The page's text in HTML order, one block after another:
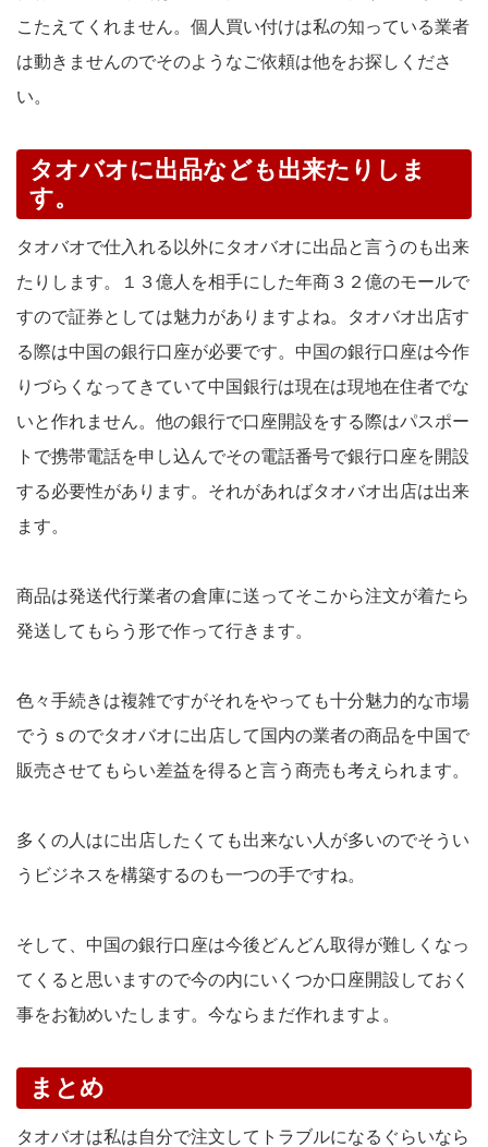
こたえてくれません。個人買い付けは私の知っている業者
は動きませんのでそのようなご依頼は他をお探しくださ
い。
タオバオに出品なども出来たりしま
す。
タオバオで仕入れる以外にタオバオに出品と言うのも出来
たりします。１３億人を相手にした年商３２億のモールで
すので証券としては魅力がありますよね。タオバオ出店す
る際は中国の銀行口座が必要です。中国の銀行口座は今作
りづらくなってきていて中国銀行は現在は現地在住者でな
いと作れません。他の銀行で口座開設をする際はパスポー
トで携帯電話を申し込んでその電話番号で銀行口座を開設
する必要性があります。それがあればタオバオ出店は出来
ます。
商品は発送代行業者の倉庫に送ってそこから注文が着たら
発送してもらう形で作って行きます。
色々手続きは複雑ですがそれをやっても十分魅力的な市場
でうｓのでタオバオに出店して国内の業者の商品を中国で
販売させてもらい差益を得ると言う商売も考えられます。
多くの人はに出店したくても出来ない人が多いのでそうい
うビジネスを構築するのも一つの手ですね。
そして、中国の銀行口座は今後どんどん取得が難しくなっ
てくると思いますので今の内にいくつか口座開設しておく
事をお勧めいたします。今ならまだ作れますよ。
まとめ
タオバオは私は自分で注文してトラブルになるぐらいなら